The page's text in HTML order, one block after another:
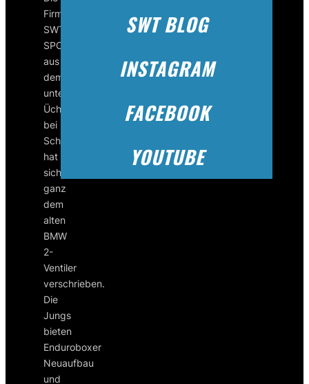
Firma
SWT-
SPORTS
aus
dem
unterfränkischen
Üchtelhausen
bei
Schweinfurt
hat
sich
ganz
dem
alten
BMW
2-
Ventiler
verschrieben.
Die
Jungs
bieten
Enduroboxer
Neuaufbau
und
SWT BLOG
INSTAGRAM
FACEBOOK
YOUTUBE